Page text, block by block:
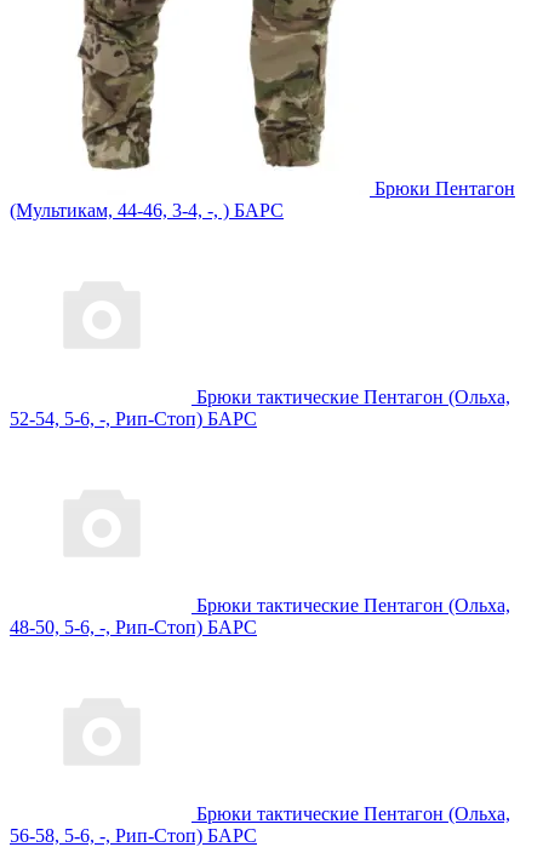
Брюки Пентагон
(Мультикам, 44-46, 3-4, -, ) БАРС
Брюки тактические Пентагон (Ольха,
52-54, 5-6, -, Рип-Стоп) БАРС
Брюки тактические Пентагон (Ольха,
48-50, 5-6, -, Рип-Стоп) БАРС
Брюки тактические Пентагон (Ольха,
56-58, 5-6, -, Рип-Стоп) БАРС